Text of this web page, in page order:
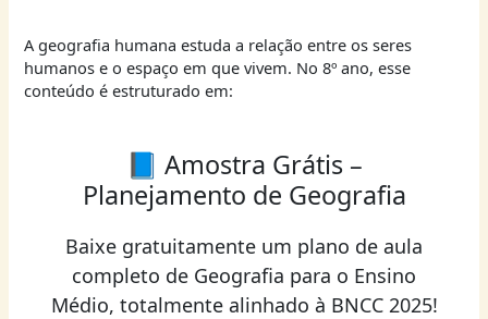
A geografia humana estuda a relação entre os seres
humanos e o espaço em que vivem. No 8º ano, esse
conteúdo é estruturado em:
📘 Amostra Grátis –
Planejamento de Geografia
Baixe gratuitamente um plano de aula
completo de Geografia para o Ensino
Médio, totalmente alinhado à BNCC 2025!